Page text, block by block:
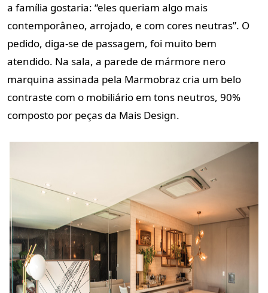
a família gostaria: “eles queriam algo mais
contemporâneo, arrojado, e com cores neutras”. O
pedido, diga-se de passagem, foi muito bem
atendido. Na sala, a parede de mármore nero
marquina assinada pela Marmobraz cria um belo
contraste com o mobiliário em tons neutros, 90%
composto por peças da Mais Design.